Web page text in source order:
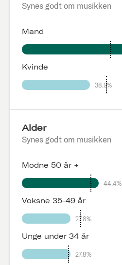
Synes godt om musikken
Mand
Kvinde
38.9%
Alder
Synes godt om musikken
Modne 50 år +
44.4%
Voksne 35-49 år
27.8%
Unge under 34 år
27.8%